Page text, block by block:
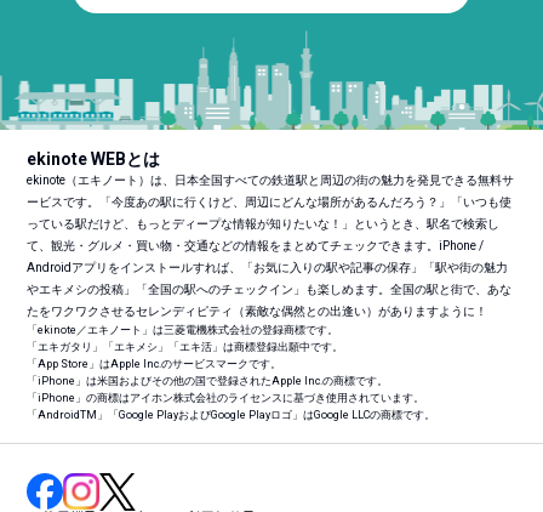
ekinote WEBとは
ekinote（エキノート）は、日本全国すべての鉄道駅と周辺の街の魅力を発見できる無料サ
ービスです。「今度あの駅に行くけど、周辺にどんな場所があるんだろう？」「いつも使
っている駅だけど、もっとディープな情報が知りたいな！」というとき、駅名で検索し
て、観光・グルメ・買い物・交通などの情報をまとめてチェックできます。iPhone /
Androidアプリをインストールすれば、「お気に入りの駅や記事の保存」「駅や街の魅力
やエキメシの投稿」「全国の駅へのチェックイン」も楽しめます。全国の駅と街で、あな
たをワクワクさせるセレンディピティ（素敵な偶然との出逢い）がありますように！
「ekinote／エキノート」は三菱電機株式会社の登録商標です。
「エキガタリ」「エキメシ」「エキ活」は商標登録出願中です。
「App Store」はApple Inc.のサービスマークです。
「iPhone」は米国およびその他の国で登録されたApple Inc.の商標です。
「iPhone」の商標はアイホン株式会社のライセンスに基づき使用されています。
「AndroidTM 」「Google PlayおよびGoogle Playロゴ」はGoogle LLCの商標です。